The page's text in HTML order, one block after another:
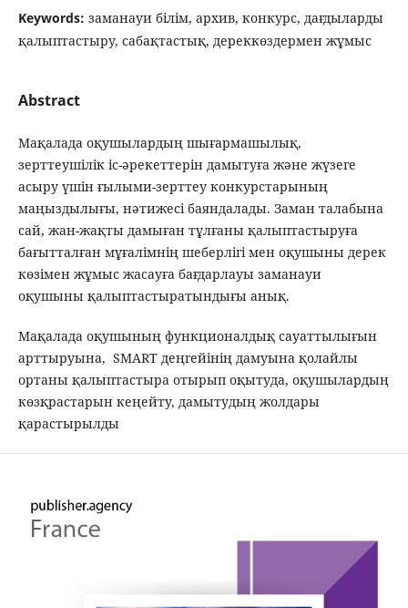
Keywords: заманауи білім, архив, конкурс, дағдыларды
қалыптастыру, сабақтастық, дереккөздермен жұмыс
Abstract
Мақалада оқушылардың шығармашылық,
зерттеушілік іс-әрекеттерін дамытуға және жүзеге
асыру үшін ғылыми-зерттеу конкурстарының
маңыздылығы, нәтижесі баяндалады. Заман талабына
сай, жан-жақты дамыған тұлғаны қалыптастыруға
бағытталған мұғалімнің шеберлігі мен оқушыны дерек
көзімен жұмыс жасауға бағдарлауы заманауи
оқушыны қалыптастыратындығы анық.
Мақалада оқушының функционалдық сауаттылығын
арттыруына, SMART деңгейінің дамуына қолайлы
ортаны қалыптастыра отырып оқытуда, оқушылардың
көзқрастарын кеңейту, дамытудың жолдары
қарастырылды